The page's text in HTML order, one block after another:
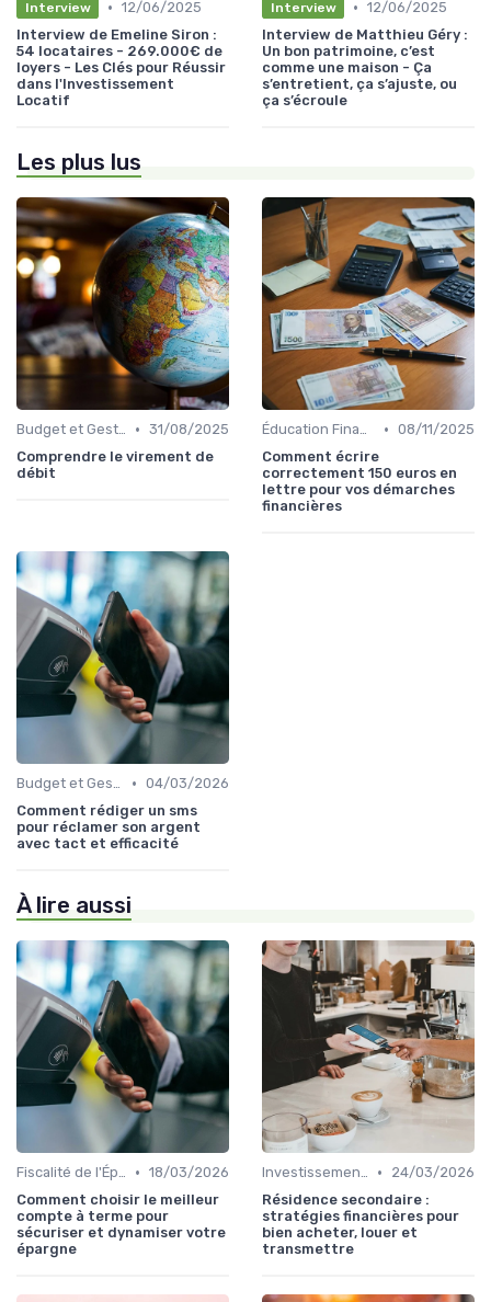
Interview • 12/06/2025
Interview de Emeline Siron :
54 locataires - 269.000€ de
loyers - Les Clés pour Réussir
dans l'Investissement
Locatif
Interview • 12/06/2025
Interview de Matthieu Géry :
Un bon patrimoine, c’est
comme une maison - Ça
s’entretient, ça s’ajuste, ou
ça s’écroule
Les plus lus
Budget et Gestion des Finances Personnelles • 31/08/2025
Comprendre le virement de
débit
Éducation Financière • 08/11/2025
Comment écrire
correctement 150 euros en
lettre pour vos démarches
financières
Budget et Gestion des Finances Personnelles • 04/03/2026
Comment rédiger un sms
pour réclamer son argent
avec tact et efficacité
À lire aussi
Fiscalité de l'Épargne • 18/03/2026
Comment choisir le meilleur
compte à terme pour
sécuriser et dynamiser votre
épargne
Investissement Immobilier •
24/03/2026
Résidence secondaire :
stratégies financières pour
bien acheter, louer et
transmettre